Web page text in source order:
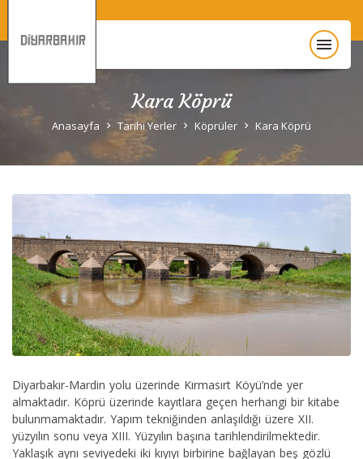
menu
Anasayfa
Diyarbakır Hakkında
Kara Köprü
Anasayfa Tarihi Yerler Köprüler Kara Köprü
Diyarbakır-Mardin yolu üzerinde Kırmasırt Köyü’nde yer
almaktadır. Köprü üzerinde kayıtlara geçen herhangi bir kitabe
bulunmamaktadır. Yapım tekniğinden anlaşıldığı üzere XII.
yüzyılın sonu veya XIII. Yüzyılın başına tarihlendirilmektedir.
Yaklaşık aynı seviyedeki iki kıyıyı birbirine bağlayan beş gözlü